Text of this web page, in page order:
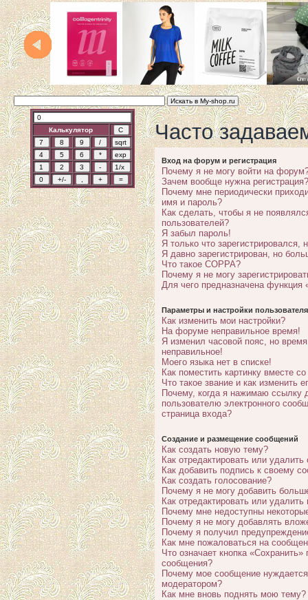
Калькулятор Часто
Вход на форум и регистрация
Почему я не могу войти на
Зачем вообще нужна регистрация?
Почему мне периодически
имя и пароль?
Как сделать, чтобы я не
пользователей?
Я забыл пароль!
Я только что зарегистрировался,
Я давно зарегистрирован, но
Что такое COPPA?
Почему я не могу
Для чего предназначена функция
Параметры и настройки пользователя
Как изменить мои настройки?
На форуме неправильное время!
Я изменил часовой пояс, но
неправильное!
Моего языка нет в списке!
Как поместить картинку вместе
Что такое звание и как изменить
Почему, когда я нажимаю ссылку
пользователю электронного
страница входа?
Создание и размещение сообщений
Как создать новую тему?
Как отредактировать или
Как добавить подпись к своему
Как создать голосование?
Почему я не могу добавить
Как отредактировать или удалить
Почему мне недоступны
Почему я не могу добавлять
Почему я получил
Как мне пожаловаться на
Что означает кнопка «Сохранить»
сообщения?
Почему мое сообщение
модератором?
Как мне вновь поднять мою тему?